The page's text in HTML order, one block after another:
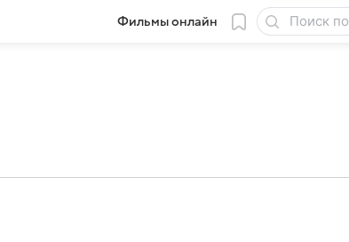
Фильмы онлайн